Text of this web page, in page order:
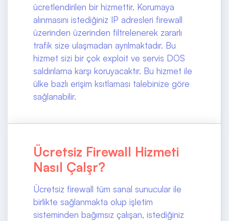
ücretlendirilen bir hizmettir. Korumaya
alınmasını istediğiniz IP adresleri firewall
üzerinden üzerinden filtrelenerek zararlı
trafik size ulaşmadan ayrılmaktadır. Bu
hizmet sizi bir çok exploit ve servis DOS
saldırılarna karşı koruyacaktır. Bu hizmet ile
ülke bazlı erişim ksıtlaması talebinize göre
sağlanabilir.
Ücretsiz Firewall Hizmeti
Nasıl Çalşr?
Ücretsiz firewall tüm sanal sunucular ile
birlikte sağlanmakta olup işletim
sisteminden bağımsız çalışan, istediğiniz